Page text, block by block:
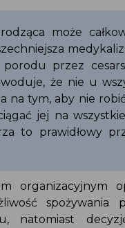
może
porodu przez
że nie u
na tym, aby nie
jej na
to prawidłowy
organizacyjnym
spożywania
natomiast